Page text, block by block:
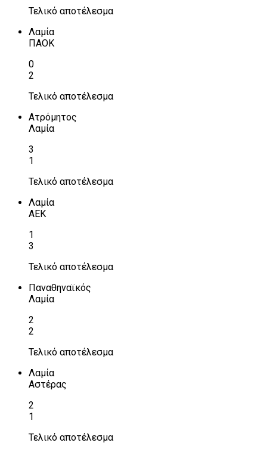
Τελικό αποτέλεσμα
Λαμία
ΠΑΟΚ
0
2
Τελικό αποτέλεσμα
Ατρόμητος
Λαμία
3
1
Τελικό αποτέλεσμα
Λαμία
ΑΕΚ
1
3
Τελικό αποτέλεσμα
Παναθηναϊκός
Λαμία
2
2
Τελικό αποτέλεσμα
Λαμία
Αστέρας
2
1
Τελικό αποτέλεσμα